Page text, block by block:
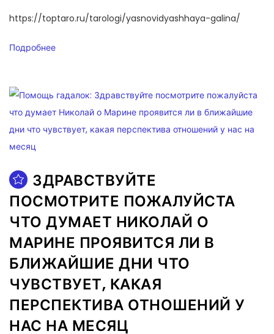
https://toptaro.ru/tarologi/yasnovidyashhaya-galina/
Подробнее
ЗДРАВСТВУЙТЕ
ПОСМОТРИТЕ ПОЖАЛУЙСТА
ЧТО ДУМАЕТ НИКОЛАЙ О
МАРИНЕ ПРОЯВИТСЯ ЛИ В
БЛИЖАЙШИЕ ДНИ ЧТО
ЧУВСТВУЕТ, КАКАЯ
ПЕРСПЕКТИВА ОТНОШЕНИЙ У
НАС НА МЕСЯЦ